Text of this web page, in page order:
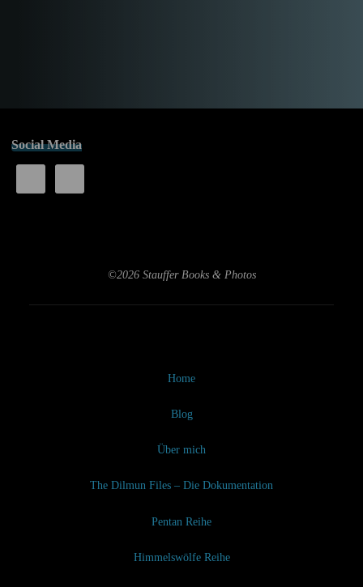
Social Media
©2026 Stauffer Books & Photos
Home
Blog
Über mich
The Dilmun Files – Die Dokumentation
Pentan Reihe
Himmelswölfe Reihe